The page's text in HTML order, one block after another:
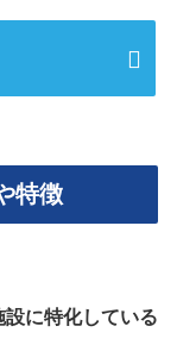
特徴
に特化している